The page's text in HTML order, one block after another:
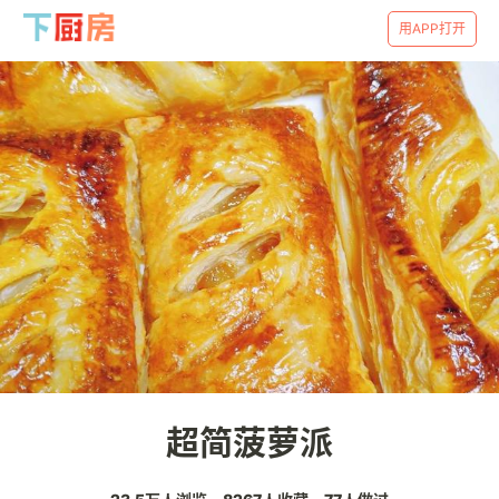
用APP打开
超简菠萝派